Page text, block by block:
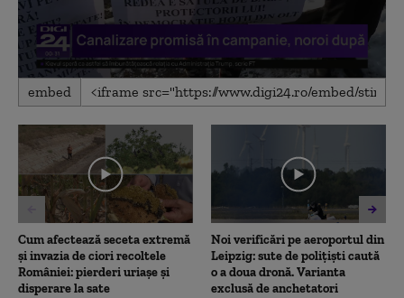
0
seconds
2
minutes,
seconds
embed
Cum afectează seceta extremă
și invazia de ciori recoltele
României: pierderi uriașe și
disperare la sate
Noi verificări pe aeroportul din
Leipzig: sute de polițiști caută
o a doua dronă. Varianta
exclusă de anchetatori